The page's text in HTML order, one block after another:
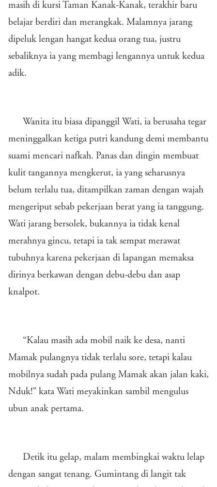
masih di kursi Taman Kanak-Kanak, terakhir baru
belajar berdiri dan merangkak. Malamnya jarang
dipeluk lengan hangat kedua orang tua, justru
sebaliknya ia yang membagi lengannya untuk kedua
adik.
Wanita itu biasa dipanggil Wati, ia berusaha tegar
meninggalkan ketiga putri kandung demi membantu
suami mencari nafkah. Panas dan dingin membuat
kulit tangannya mengkerut, ia yang seharusnya
belum terlalu tua, ditampilkan zaman dengan wajah
mengeriput sebab pekerjaan berat yang ia tanggung.
Wati jarang bersolek, bukannya ia tidak kenal
merahnya gincu, tetapi ia tak sempat merawat
tubuhnya karena pekerjaan di lapangan memaksa
dirinya berkawan dengan debu-debu dan asap
knalpot.
“Kalau masih ada mobil naik ke desa, nanti
Mamak pulangnya tidak terlalu sore, tetapi kalau
mobilnya sudah pada pulang Mamak akan jalan kaki,
Nduk!” kata Wati meyakinkan sambil mengulus
ubun anak pertama.
Detik itu gelap, malam membingkai waktu lelap
dengan sangat tenang. Gumintang di langit tak